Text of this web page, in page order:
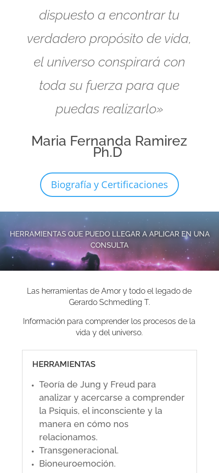
dispuesto a encontrar tu
verdadero propósito de vida,
el universo conspirará con
toda su fuerza para que
puedas realizarlo»
Maria Fernanda Ramirez
Ph.D
Biografía y Certificaciones
HERRAMIENTAS QUE PUEDO LLEGAR A APLICAR EN UNA
CONSULTA
Las herramientas de Amor y todo el legado de
Gerardo Schmedling T.
Información para comprender los procesos de la
vida y del universo.
HERRAMIENTAS
Teoría de Jung y Freud para
analizar y acercarse a comprender
la Psiquis, el inconsciente y la
manera en cómo nos
relacionamos.
Transgeneracional.
Bioneuroemoción.